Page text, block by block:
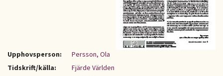
Upphovsperson:
Persson, Ola
Tidskrift/källa:
Fjärde Världen